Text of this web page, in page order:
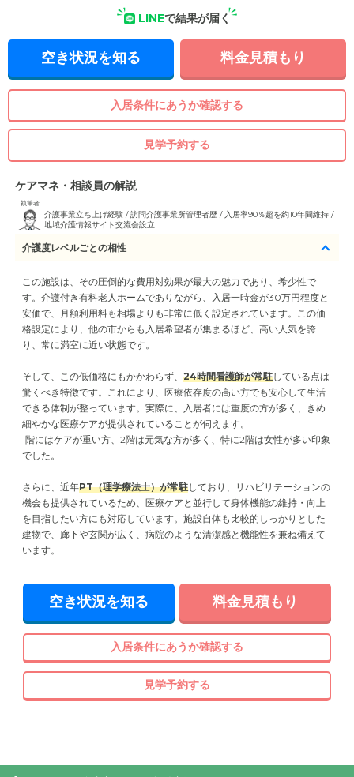
LINEで結果が届く
空き状況を知る 料金見積もり
入居条件にあうか確認する
見学予約する
ケアマネ・相談員の解説
執筆者
介護事業立ち上げ経験 / 訪問介護事業所管理者歴 / 入居率90％超を約10年間維持 /
地域介護情報サイト交流会設立
介護度レベルごとの相性
この施設は、その圧倒的な費用対効果が最大の魅力であり、希少性で
す。介護付き有料老人ホームでありながら、入居一時金が30万円程度と
安価で、月額利用料も相場よりも非常に低く設定されています。この価
格設定により、他の市からも入居希望者が集まるほど、高い人気を誇
り、常に満室に近い状態です。
そして、この低価格にもかかわらず、 24時間看護師が常駐している点は
驚くべき特徴です。これにより、医療依存度の高い方でも安心して生活
できる体制が整っています。実際に、入居者には重度の方が多く、きめ
細やかな医療ケアが提供されていることが伺えます。
1階にはケアが重い方、2階は元気な方が多く、特に2階は女性が多い印象
でした。
さらに、近年PT（理学療法士）が常駐しており、リハビリテーションの
機会も提供されているため、医療ケアと並行して身体機能の維持・向上
を目指したい方にも対応しています。施設自体も比較的しっかりとした
建物で、廊下や玄関が広く、病院のような清潔感と機能性を兼ね備えて
います。
空き状況を知る 料金見積もり
入居条件にあうか確認する
見学予約する